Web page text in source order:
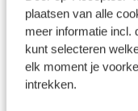
plaatsen van alle
meer informatie incl.
kunt selecteren
elk moment je
intrekken.
Skipas, -les
Skipas